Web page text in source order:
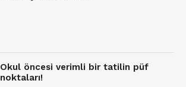
Okul öncesi verimli bir tatilin püf
noktaları!